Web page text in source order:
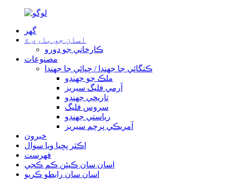
گھر
اسان جي باري ۾
ڪارخاني جو دورو
مصنوعات
ڪنگائي جا جهنڊا / ڇپائي جا جهنڊا
ملڪ جو جهنڊو
آرمي فليگ سيريز
تاريخي جهنڊو
سروس فليگ
رياستي جهنڊو
آمريڪي پرچم سيريز
خبرون
اڪثر پڇيا ويا سوال
فهرست
اسان سان ڪيئن ڪم ڪجي
اسان سان رابطو ڪريو